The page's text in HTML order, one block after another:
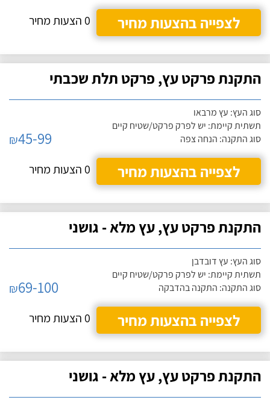
לצפייה בהצעות מחיר 0 הצעות מחיר
התקנת פרקט עץ, פרקט תלת שכבתי
סוג העץ: עץ מרבאו
תשתית קיימת: יש לפרק פרקט/שטיח קיים
סוג התקנה: הנחה צפה
₪45-99
לצפייה בהצעות מחיר
0 הצעות מחיר
התקנת פרקט עץ, עץ מלא - גושני
סוג העץ: עץ דובדבן
תשתית קיימת: יש לפרק פרקט/שטיח קיים
סוג התקנה: התקנה בהדבקה
₪69-100
לצפייה בהצעות מחיר
0 הצעות מחיר
התקנת פרקט עץ, עץ מלא - גושני